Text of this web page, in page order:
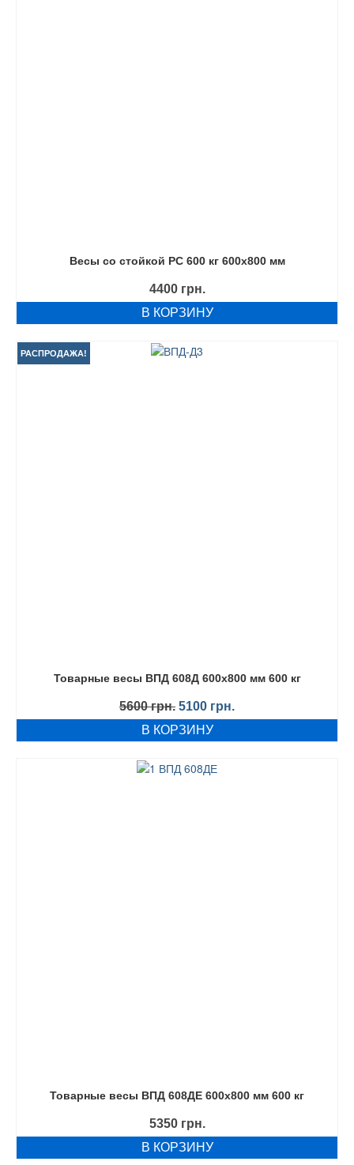
Весы со стойкой РС 600 кг 600х800 мм
4400 грн.
В КОРЗИНУ
РАСПРОДАЖА!
Товарные весы ВПД 608Д 600х800 мм 600 кг
5600грн. Первоначальная
цена
составляла
5100 грн.
цена:
В КОРЗИНУ
Товарные весы ВПД 608ДЕ 600х800 мм 600 кг
5350 грн.
В КОРЗИНУ